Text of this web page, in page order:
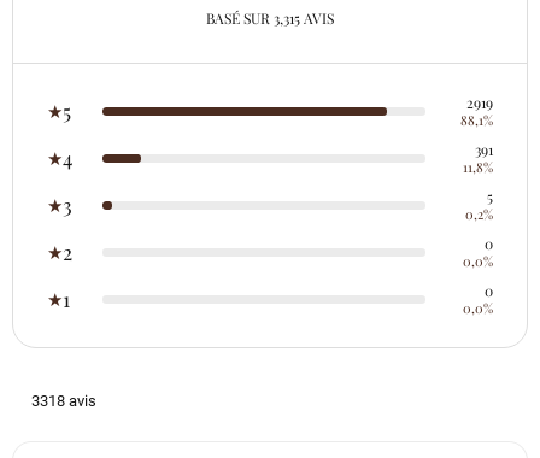
BASÉ SUR 3,315 AVIS
★5 2919
88,1%
★4 391
11,8%
★3 5
0,2%
★2 0
0,0%
★1 0
0,0%
3318 avis